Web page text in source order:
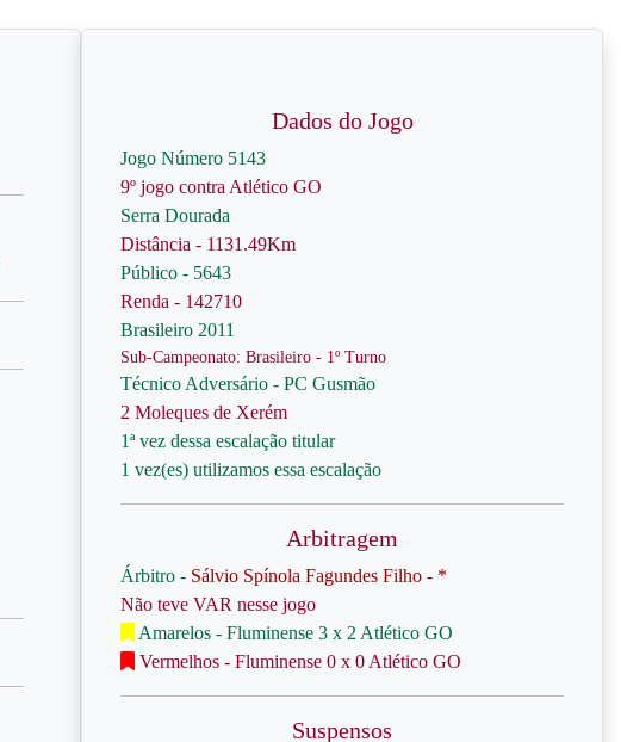
Dados do Jogo
Jogo Número 5143
9º jogo contra Atlético GO
Serra Dourada
Distância - 1131.49Km
Público - 5643
Renda - 142710
Brasileiro 2011
Sub-Campeonato: Brasileiro - 1º Turno
Técnico Adversário - PC Gusmão
2 Moleques de Xerém
1ª vez dessa escalação titular
1 vez(es) utilizamos essa escalação
Arbitragem
Árbitro - Sálvio Spínola Fagundes Filho - *
Não teve VAR nesse jogo
Amarelos - Fluminense 3 x 2 Atlético GO
Vermelhos - Fluminense 0 x 0 Atlético GO
Suspensos